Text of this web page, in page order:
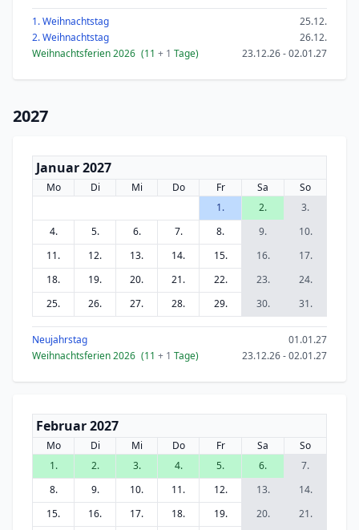
1. Weihnachtstag
25.12.
2. Weihnachtstag
26.12.
Weihnachtsferien 2026 (11 + 1 Tage) 23.12.26 - 02.01.27
2027
Januar 2027
Mo Di Mi Do Fr Sa
So
1.
2.
3.
4.
5. 6. 7. 8. 9.
10.
11.
12. 13. 14. 15. 16.
17.
18.
19. 20. 21. 22. 23.
24.
25.
26. 27. 28. 29. 30. 31.
Neujahrstag
01.01.27
Weihnachtsferien 2026 (11 + 1 Tage) 23.12.26 - 02.01.27
Februar 2027
Mo Di Mi Do Fr Sa
So
1.
2. 3. 4. 5. 6.
7.
8.
9. 10. 11. 12. 13.
14.
15.
16. 17. 18. 19. 20.
21.